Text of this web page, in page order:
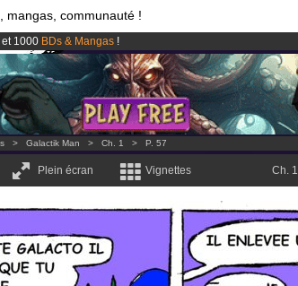
mangas, communauté !
et 1000 BDs & Mangas !
partir de3.95 eurospar mois !Clique ici pour t'abonner
désormais lancé
> Galactik Man > Ch. 1 > P. 57
Plein écran Vignettes Ch. 1